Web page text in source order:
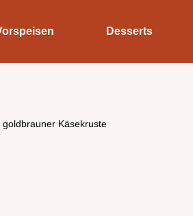
Desserts
Käsekruste